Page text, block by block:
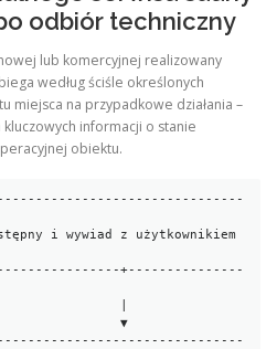
odbiór techniczny
lub komercyjnej realizowany
według ściśle określonych
miejsca na przypadkowe działania –
informacji o stanie
obiektu.
i wywiad z użytkownikiem
+---------------
▼